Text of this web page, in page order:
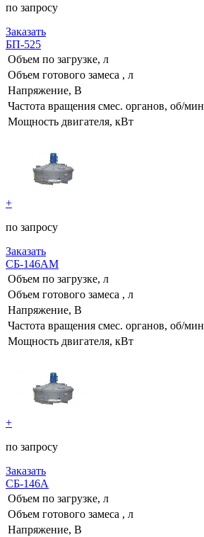
по запросу
Заказать
БП-525
Объем по загрузке, л
Объем готового замеса , л
Напряжение, В
Частота вращения смес. органов, об/мин
Мощность двигателя, кВт
+
по запросу
Заказать
СБ-146АМ
Объем по загрузке, л
Объем готового замеса , л
Напряжение, В
Частота вращения смес. органов, об/мин
Мощность двигателя, кВт
+
по запросу
Заказать
СБ-146А
Объем по загрузке, л
Объем готового замеса , л
Напряжение, В